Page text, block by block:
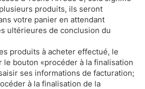
produits, ils seront
votre panier en attendant
ultérieures de conclusion du
produits à acheter effectué, le
bouton «procéder à la finalisation
ses informations de facturation;
à la finalisation de la